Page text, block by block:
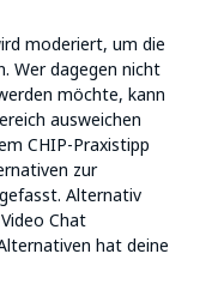
moderiert, um die
Wer dagegen nicht
möchte, kann
ausweichen
CHIP-Praxistipp
zur
Alternativ
Chat
hat deine